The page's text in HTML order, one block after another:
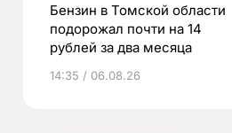
Бензин в Томской области
подорожал почти на 14
рублей за два месяца
14:35 / 06.08.26